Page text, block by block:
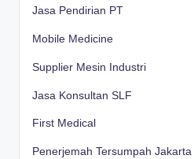
Jasa Pendirian PT
Mobile Medicine
Supplier Mesin Industri
Jasa Konsultan SLF
First Medical
Penerjemah Tersumpah Jakarta